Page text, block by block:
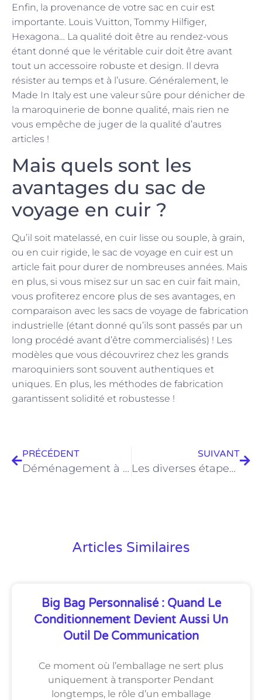
Enfin, la provenance de votre sac en cuir est
importante. Louis Vuitton, Tommy Hilfiger,
Hexagona… La qualité doit être au rendez-vous
étant donné que le véritable cuir doit être avant
tout un accessoire robuste et design. Il devra
résister au temps et à l’usure. Généralement, le
Made In Italy est une valeur sûre pour dénicher de
la maroquinerie de bonne qualité, mais rien ne
vous empêche de juger de la qualité d’autres
articles !
Mais quels sont les
avantages du sac de
voyage en cuir ?
Qu’il soit matelassé, en cuir lisse ou souple, à grain,
ou en cuir rigide, le sac de voyage en cuir est un
article fait pour durer de nombreuses années. Mais
en plus, si vous misez sur un sac en cuir fait main,
vous profiterez encore plus de ses avantages, en
comparaison avec les sacs de voyage de fabrication
industrielle (étant donné qu’ils sont passés par un
long procédé avant d’être commercialisés) ! Les
modèles que vous découvrirez chez les grands
maroquiniers sont souvent authentiques et
uniques. En plus, les méthodes de fabrication
garantissent solidité et robustesse !
PRÉCÉDENT
Déménagement à Paris : pourquoi utiliser un monte-meuble ?
SUIVANT
Les diverses étapes à suivre pour la rénovation de bureau
Articles Similaires
Big Bag Personnalisé : Quand Le
Conditionnement Devient Aussi Un
Outil De Communication
Ce moment où l’emballage ne sert plus
uniquement à transporter Pendant
longtemps, le rôle d’un emballage